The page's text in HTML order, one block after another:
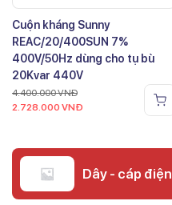
Cuộn kháng Sunny
REAC/20/400SUN 7%
400V/50Hz dùng cho tụ bù
20Kvar 440V
4.400.000VNĐ
2.728.000 VNĐ
Dây - cáp điện